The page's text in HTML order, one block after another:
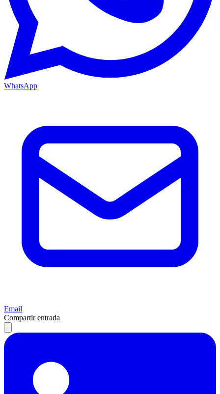
WhatsApp
Email
Compartir entrada